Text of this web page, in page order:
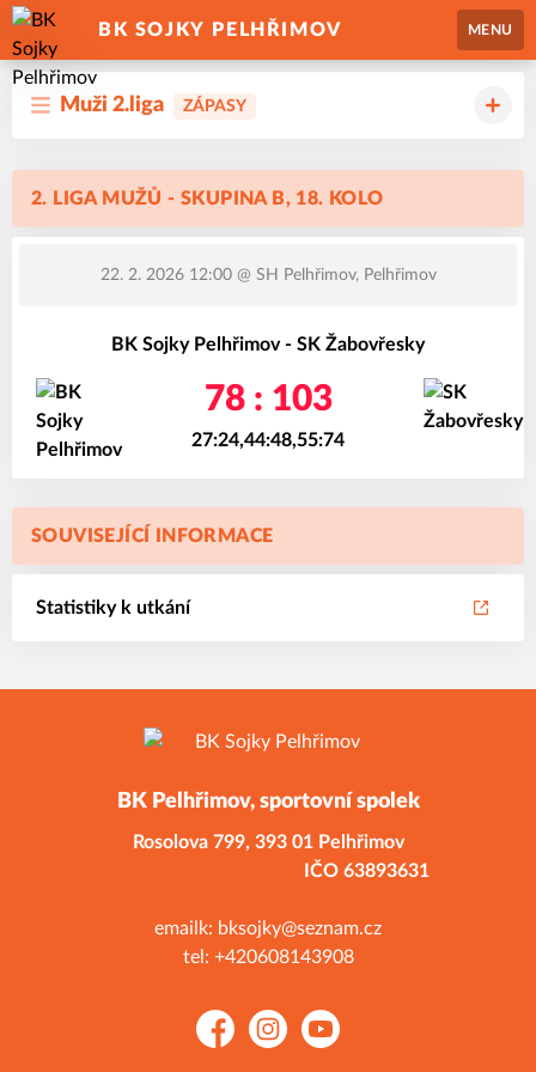
BK SOJKY PELHŘIMOV MENU
Muži 2.liga ZÁPASY
2. LIGA MUŽŮ - SKUPINA B, 18. KOLO
22. 2. 2026 12:00@ SH Pelhřimov, Pelhřimov
BK Sojky Pelhřimov - SK Žabovřesky
78 : 103
27:24,44:48,55:74
SOUVISEJÍCÍ INFORMACE
Statistiky k utkání
BK Pelhřimov, sportovní spolek
Rosolova 799, 393 01 Pelhřimov
IČO 63893631
emailk: bksojky@seznam.cz
tel: +420608143908
FacebookInstagramYouTube